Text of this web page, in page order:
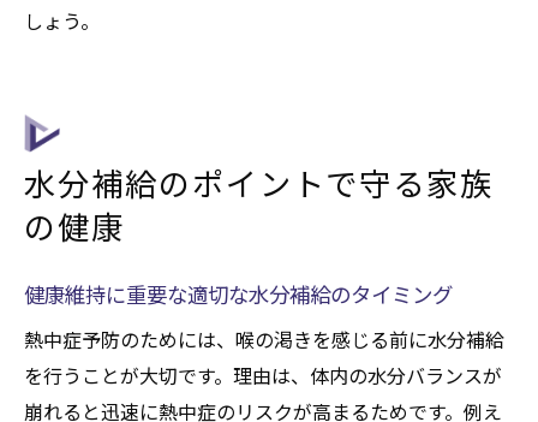
ト
健康な毎日を送るための実践的まとめ
しょう。
水分補給のポイントで守る家族
の健康
健康維持に重要な適切な水分補給のタイミング
熱中症予防のためには、喉の渇きを感じる前に水分補給
を行うことが大切です。理由は、体内の水分バランスが
崩れると迅速に熱中症のリスクが高まるためです。例え